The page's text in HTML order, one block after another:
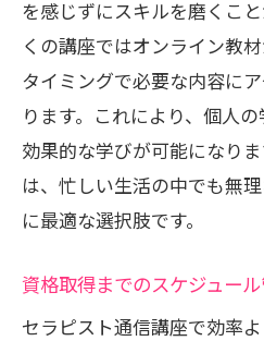
自宅で集中できる
学習を継続するた
持法
通信講座のサポー
リンパマッサージ資格
の通信講座をチェック
る講座とは
おすすめ通信講座
を感じずにスキルを磨くこ
くの講座ではオンライン教
タイミングで必要な内容に
ります。これにより、個人
効果的な学びが可能になり
は、忙しい生活の中でも無
に最適な選択肢です。
資格取得までのスケジュー
セラピスト通信講座で効率